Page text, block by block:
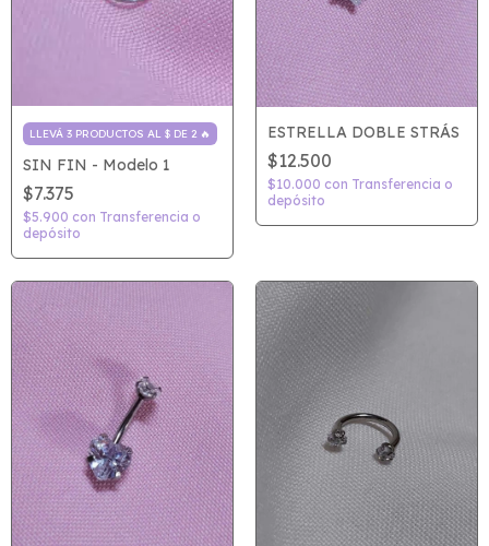
LLEVÁ 3 PRODUCTOS AL $ DE 2 🔥
SIN FIN - Modelo 1
$7.375
$5.900 con Transferencia o
depósito
ESTRELLA DOBLE STRÁS
$12.500
$10.000 con Transferencia o
depósito